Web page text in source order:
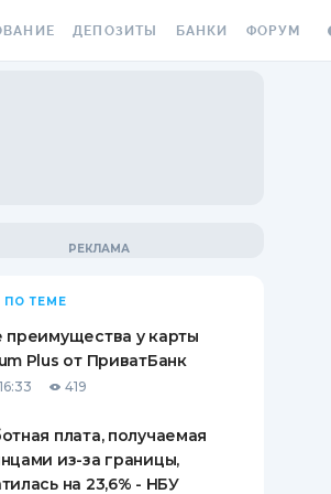
ВИНЬЕТКА
СОТРУДНИКОВ
ОТ
СЛУЧАЕВ
ДЕПОЗИТЫ
ВОПРОСЫ И ОТВЕТЫ
ПУТЕВОДИТЕЛИ ПО
БАНКИ ФОРУМ
ПО ТЕМЕ
преимущества у карты
Plus от ПриватБанк
419
плата, получаемая
из-за границы,
на 23,6% - НБУ